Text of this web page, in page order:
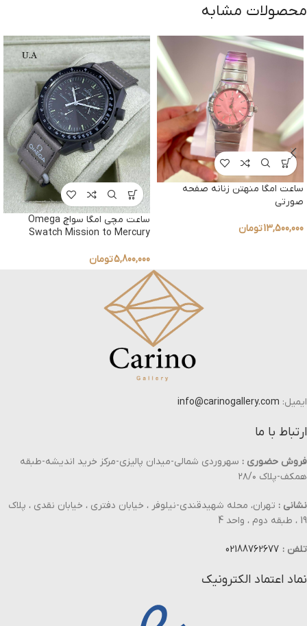
محصولات مشابه
ساعت امگا منهتن زنانه صفحه
صورتی
13,500,000تومان
ساعت مچی امگا سواچ Omega
Swatch Mission to Mercury
5,800,000تومان
ایمیل: info@carinogallery.com
ارتباط با ما
فروش حضوری : سهروردی شمالی-میدان پالیزی-مرکز خرید اندیشه-طبقه
همکف-پلاک ۲۸/۰
نشانی : تهران، محله شهیدقندی-نیلوفر ، خیابان دفتری ، خیابان نقدی ، پلاک
19 ، طبقه دوم ، واحد 4
تلفن : 02188762677
نماد اعتماد الکترونیک